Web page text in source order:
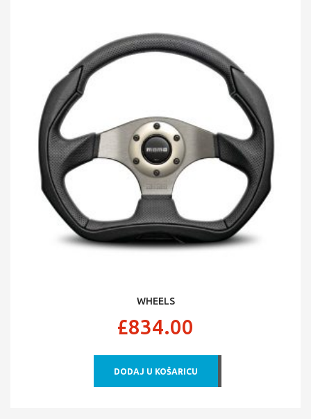
WHEELS
£834.00
DODAJ U KOŠARICU